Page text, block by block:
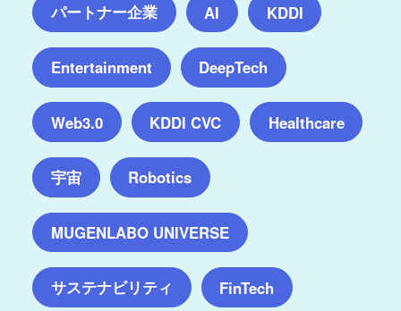
パートナー企業 AI KDDI
Entertainment DeepTech
Web3.0 KDDI CVC Healthcare
宇宙 Robotics
MUGENLABO UNIVERSE
サステナビリティ FinTech